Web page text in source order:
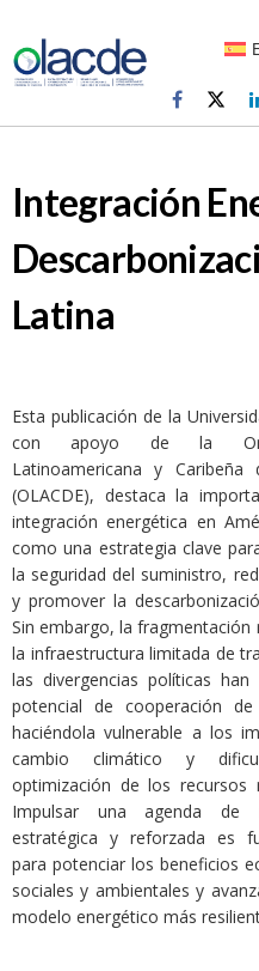
Integración
Latina
Esta publicación de la
con apoyo de la
Latinoamericana y Caribeña
(OLACDE), destaca la
integración energética en
como una estrategia clave
la seguridad del suministro,
y promover la
Sin embargo, la fragmentación
la infraestructura limitada de
las divergencias políticas
potencial de cooperación
haciéndola vulnerable a los
cambio climático y
optimización de los recursos
Impulsar una agenda de
estratégica y reforzada es
para potenciar los beneficios
sociales y ambientales y
modelo energético más